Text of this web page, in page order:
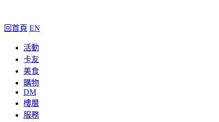
回首頁 EN
活動
卡友
美食
購物
DM
樓層
服務